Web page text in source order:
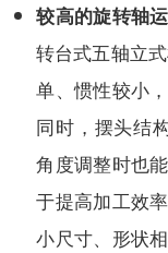
较高的旋转轴
转台式五轴立
单、惯性较小
同时，摆头结
角度调整时也
于提高加工效
小尺寸、形状